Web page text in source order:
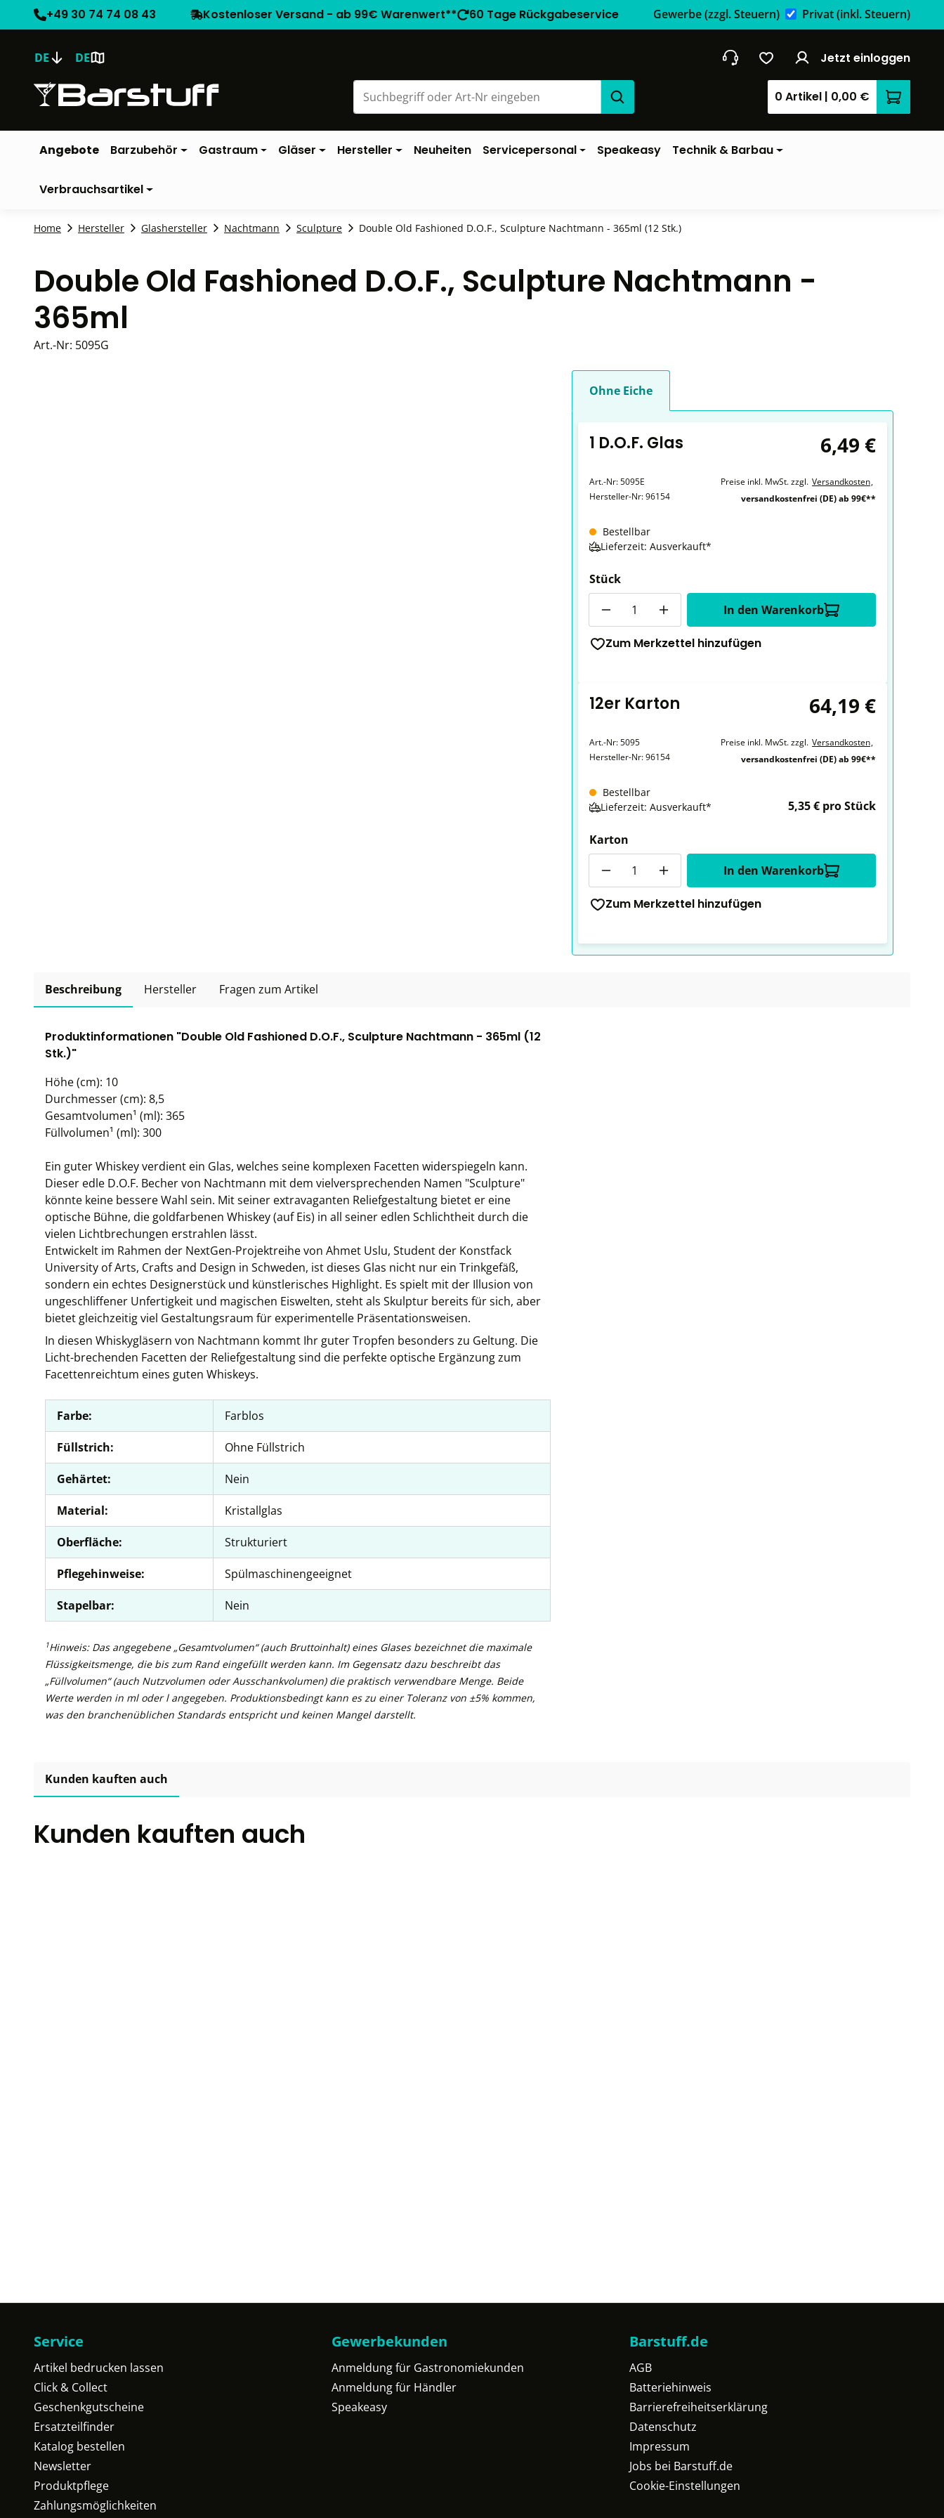
+49 30 74 74 08 43 Kostenloser Versand - ab 99€ Warenwert** 60 Tage Rückgabeservice Gewerbe(zzgl. Steuern) Privat(inkl. Steuern)
DE DE Jetzt einloggen
0 Artikel | 0,00 €
Angebote Barzubehör Gastraum Gläser Hersteller Neuheiten Servicepersonal Speakeasy Technik & Barbau
Verbrauchsartikel
Home Hersteller Glashersteller Nachtmann Sculpture Double Old Fashioned D.O.F., Sculpture Nachtmann - 365ml (12 Stk.)
Double Old Fashioned D.O.F., Sculpture Nachtmann -
365ml
Art.-Nr: 5095G
Ohne Eiche
1 D.O.F. Glas 6,49 €
Art.-Nr:5095E
Hersteller-Nr:96154
Preise inkl. MwSt. zzgl. Versandkosten,
versandkostenfrei (DE) ab 99€**
Bestellbar
Lieferzeit: Ausverkauft*
Stück
In den Warenkorb
Zum Merkzettel hinzufügen
12er Karton 64,19 €
Art.-Nr:5095
Hersteller-Nr:96154
Preise inkl. MwSt. zzgl. Versandkosten,
versandkostenfrei (DE) ab 99€**
Bestellbar
Lieferzeit: Ausverkauft*
5,35 € pro Stück
Karton
In den Warenkorb
Zum Merkzettel hinzufügen
Beschreibung Hersteller Fragen zum Artikel
Produktinformationen "Double Old Fashioned D.O.F., Sculpture Nachtmann - 365ml (12
Stk.)"
Höhe (cm): 10
Durchmesser (cm): 8,5
Gesamtvolumen¹ (ml): 365
Füllvolumen¹ (ml): 300
Ein guter Whiskey verdient ein Glas, welches seine komplexen Facetten widerspiegeln kann.
Dieser edle D.O.F. Becher von Nachtmann mit dem vielversprechenden Namen "Sculpture"
könnte keine bessere Wahl sein. Mit seiner extravaganten Reliefgestaltung bietet er eine
optische Bühne, die goldfarbenen Whiskey (auf Eis) in all seiner edlen Schlichtheit durch die
vielen Lichtbrechungen erstrahlen lässt.
Entwickelt im Rahmen der NextGen-Projektreihe von Ahmet Uslu, Student der Konstfack
University of Arts, Crafts and Design in Schweden, ist dieses Glas nicht nur ein Trinkgefäß,
sondern ein echtes Designerstück und künstlerisches Highlight. Es spielt mit der Illusion von
ungeschliffener Unfertigkeit und magischen Eiswelten, steht als Skulptur bereits für sich, aber
bietet gleichzeitig viel Gestaltungsraum für experimentelle Präsentationsweisen.
In diesen Whiskygläsern von Nachtmann kommt Ihr guter Tropfen besonders zu Geltung. Die
Licht-brechenden Facetten der Reliefgestaltung sind die perfekte optische Ergänzung zum
Facettenreichtum eines guten Whiskeys.
Farbe: Farblos
Füllstrich: Ohne Füllstrich
Gehärtet: Nein
Material: Kristallglas
Oberfläche: Strukturiert
Pflegehinweise: Spülmaschinengeeignet
Stapelbar: Nein
1Hinweis: Das angegebene „Gesamtvolumen“ (auch Bruttoinhalt) eines Glases bezeichnet die maximale
Flüssigkeitsmenge, die bis zum Rand eingefüllt werden kann. Im Gegensatz dazu beschreibt das
„Füllvolumen“ (auch Nutzvolumen oder Ausschankvolumen) die praktisch verwendbare Menge. Beide
Werte werden in ml oder l angegeben. Produktionsbedingt kann es zu einer Toleranz von ±5% kommen,
was den branchenüblichen Standards entspricht und keinen Mangel darstellt.
Kunden kauften auch
Kunden kauften auch
Service
Artikel bedrucken lassen
Click & Collect
Geschenkgutscheine
Ersatzteilfinder
Katalog bestellen
Newsletter
Produktpflege
Zahlungsmöglichkeiten
Gewerbekunden
Anmeldung für Gastronomiekunden
Anmeldung für Händler
Speakeasy
Barstuff.de
AGB
Batteriehinweis
Barrierefreiheitserklärung
Datenschutz
Impressum
Jobs bei Barstuff.de
Cookie-Einstellungen